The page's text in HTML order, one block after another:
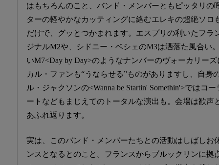
はもちろんのこと、バンド・メンバーともピッタリの
ターの軽やかなカッティングに絡むエレキの超絶ソロ
だけで、グッとつかまれます。エスプリの利いたフラ
ジナルM2や、シドニー・ベシェのM3は洒落た風合い
いM7<Day by Day>のようなナンバーのヴォーカリー
カル・ファンも“うならせる”ものがありますし、自身
ル・ジャクソンの<Wanna be Startin' Somethin'>ではコ
ートなどもまじえてのトータルな演出も。会場は歓声
あふれ返ります。
実は、このバンド・メンバーたちとの活動はしばしお
ンスとなるとのこと。フランスからブルックリンに拠